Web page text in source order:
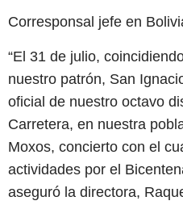
Corresponsal jefe en
“El 31 de julio,
nuestro patrón, San
oficial de nuestro octavo
Carretera, en nuestra
Moxos, concierto con el
actividades por el
aseguró la directora,